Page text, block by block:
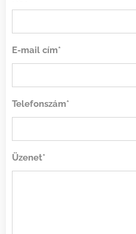
E-mail cím*
Telefonszám*
Üzenet*